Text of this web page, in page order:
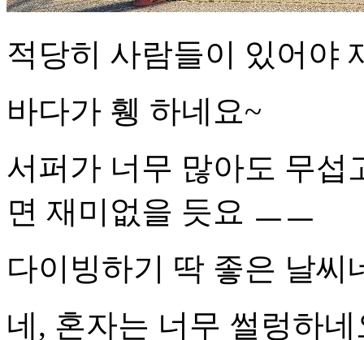
적당히 사람들이 있어야
바다가 휑 하네요~
서퍼가 너무 많아도 무섭
면 재미없을 듯요 ㅡㅡ
다이빙하기 딱 좋은 날씨
네, 혼자는 너무 썰렁하네